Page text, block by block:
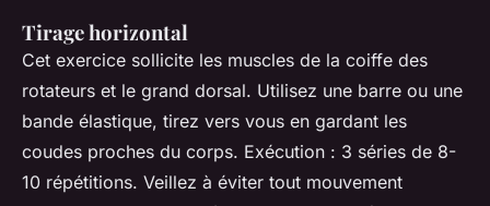
Tirage horizontal
Cet exercice sollicite les muscles de la coiffe des
rotateurs et le grand dorsal. Utilisez une barre ou une
bande élastique, tirez vers vous en gardant les
coudes proches du corps. Exécution : 3 séries de 8-
10 répétitions. Veillez à éviter tout mouvement